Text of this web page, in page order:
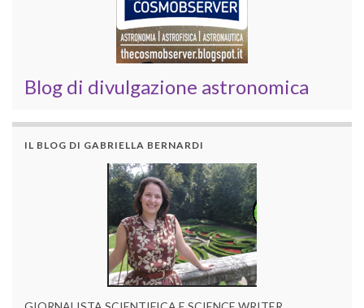
Blog di divulgazione astronomica
IL BLOG DI GABRIELLA BERNARDI